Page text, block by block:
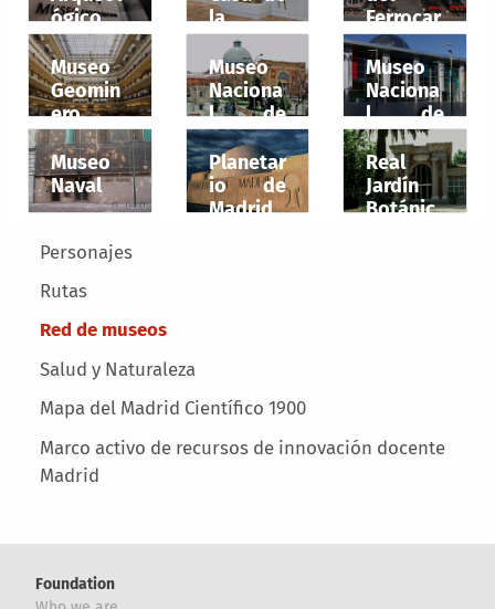
Main menu
Personajes
Rutas
Red de museos
Salud y Naturaleza
Mapa del Madrid Científico 1900
Marco activo de recursos de innovación docente
Madrid
ógico
Naciona
l
la
Moneda
Ferrocar
ril
Museo
Geomin
ero
Museo
Naciona
l de
Ciencias
Naturale
s
Museo
Naciona
l de
Ciencia
y
Tecnolo
gía
Museo
Naval
Planetar
io de
Madrid
Real
Jardín
Botánic
Foundation